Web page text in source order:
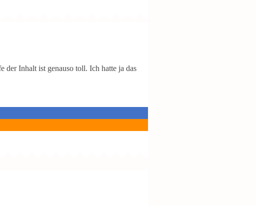
der Inhalt ist genauso toll. Ich hatte ja das